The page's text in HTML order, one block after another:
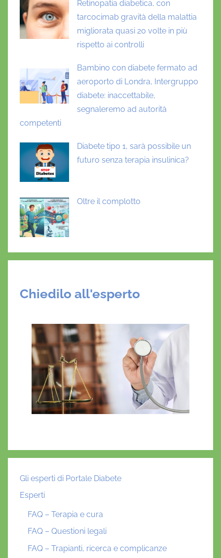
Retinopatia diabetica, con
tarcocimab gravità della malattia
migliorata quasi 20 volte in più
rispetto ai controlli
Bambino con diabete fermato ad
aeroporto di Londra, Intergruppo
diabete: inaccettabile,
segnaleremo ad autorità
competenti
Diabete tipo 1, sarà possibile un
futuro senza terapia insulinica?
Oltre il complotto
Chiedilo all'esperto
Gli esperti di Portale Diabete
Esperti
FAQ – Terapia e cura
FAQ – Questioni legali
FAQ – Trapianti, ricerca e complicanze